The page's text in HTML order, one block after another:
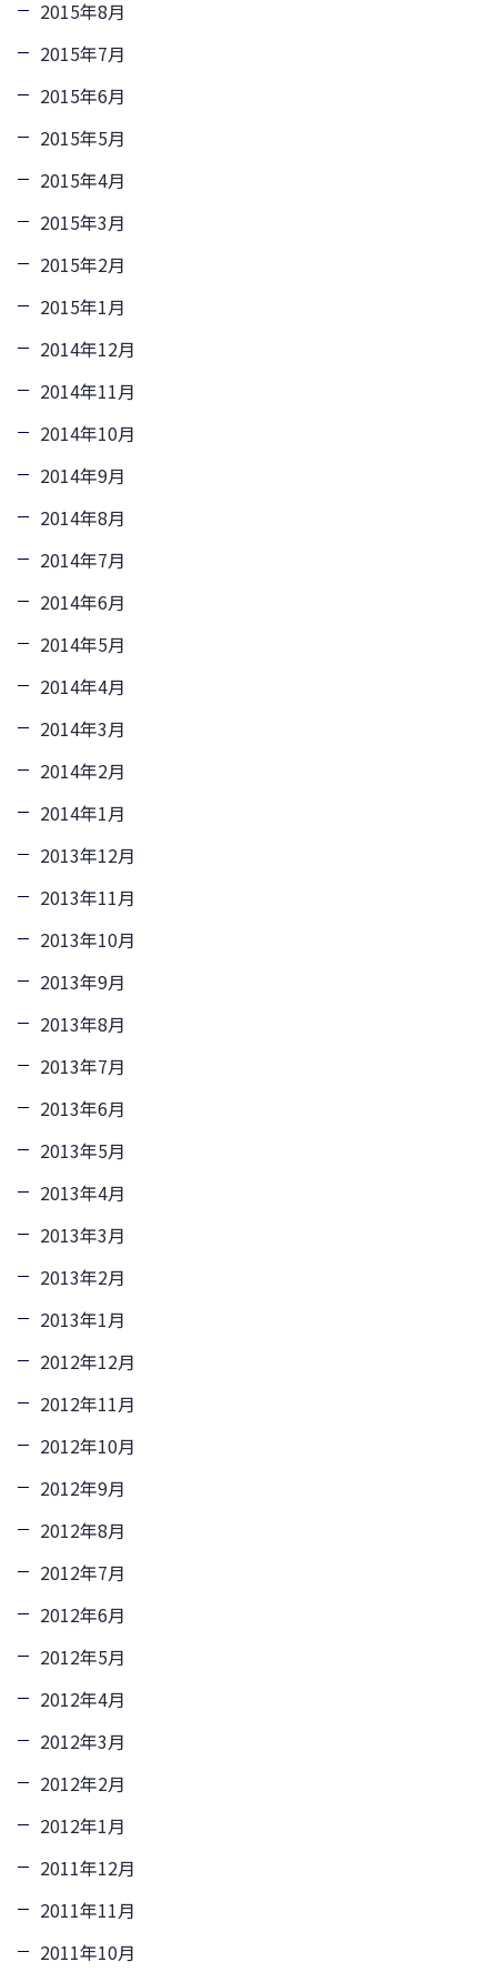
2015年8月
2015年7月
2015年6月
2015年5月
2015年4月
2015年3月
2015年2月
2015年1月
2014年12月
2014年11月
2014年10月
2014年9月
2014年8月
2014年7月
2014年6月
2014年5月
2014年4月
2014年3月
2014年2月
2014年1月
2013年12月
2013年11月
2013年10月
2013年9月
2013年8月
2013年7月
2013年6月
2013年5月
2013年4月
2013年3月
2013年2月
2013年1月
2012年12月
2012年11月
2012年10月
2012年9月
2012年8月
2012年7月
2012年6月
2012年5月
2012年4月
2012年3月
2012年2月
2012年1月
2011年12月
2011年11月
2011年10月